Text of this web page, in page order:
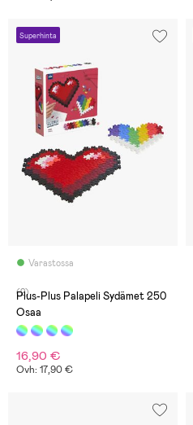
Superhinta
Varastossa
(2)
Plus-Plus Palapeli Sydämet 250
Osaa
16,90 €
Ovh: 17,90 €